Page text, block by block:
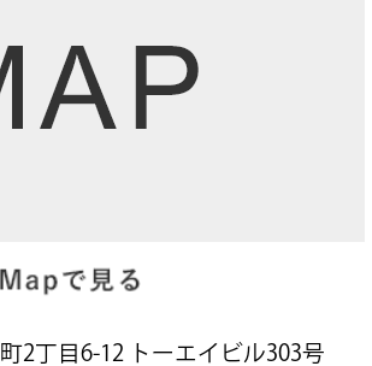
2丁目6-12 トーエイビル303号